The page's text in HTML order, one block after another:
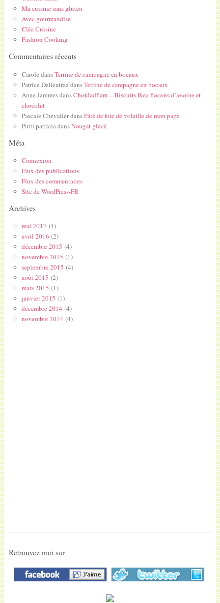
Ma cuisine sans gluten
Avec gourmandise
Cléa Cuisine
Fashion Cooking
Commentaires récents
Carole dansTerrine de campagne en bocaux
Patrice DelieutrazdansTerrine de campagne en bocaux
Anne JammesdansChokladflarn – Biscuits Ikea flocons d’avoine et
chocolat
Pascale ChevalierdansPâté de foie de volaille de mon papa
Putti patticia dansNougat glacé
Méta
Connexion
Flux des publications
Flux des commentaires
Site de WordPress-FR
Archives
mai 2017 (1)
avril 2016 (2)
décembre 2015 (4)
novembre 2015 (1)
septembre 2015 (4)
août 2015 (2)
mars 2015 (1)
janvier 2015 (1)
décembre 2014(4)
novembre 2014(4)
Retrouvez moi sur